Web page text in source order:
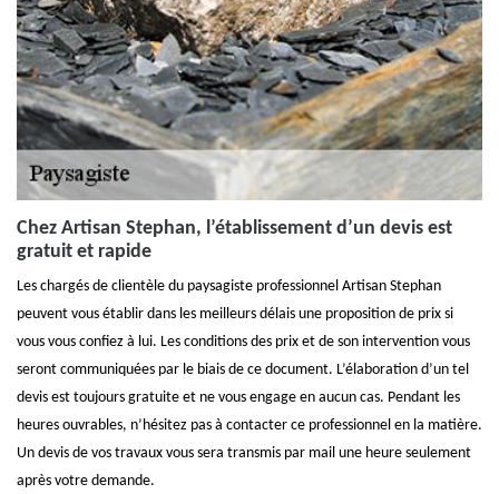
Chez Artisan Stephan, l’établissement d’un devis est
gratuit et rapide
Les chargés de clientèle du paysagiste professionnel Artisan Stephan
peuvent vous établir dans les meilleurs délais une proposition de prix si
vous vous confiez à lui. Les conditions des prix et de son intervention vous
seront communiquées par le biais de ce document. L’élaboration d’un tel
devis est toujours gratuite et ne vous engage en aucun cas. Pendant les
heures ouvrables, n’hésitez pas à contacter ce professionnel en la matière.
Un devis de vos travaux vous sera transmis par mail une heure seulement
après votre demande.